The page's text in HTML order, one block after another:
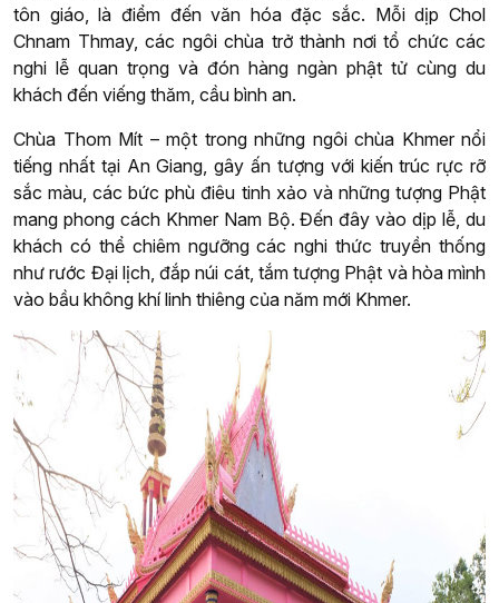
tôn giáo, là điểm đến văn hóa đặc sắc. Mỗi dịp Chol
Chnam Thmay, các ngôi chùa trở thành nơi tổ chức các
nghi lễ quan trọng và đón hàng ngàn phật tử cùng du
khách đến viếng thăm, cầu bình an.
Chùa Thom Mít – một trong những ngôi chùa Khmer nổi
tiếng nhất tại An Giang, gây ấn tượng với kiến trúc rực rỡ
sắc màu, các bức phù điêu tinh xảo và những tượng Phật
mang phong cách Khmer Nam Bộ. Đến đây vào dịp lễ, du
khách có thể chiêm ngưỡng các nghi thức truyền thống
như rước Đại lịch, đắp núi cát, tắm tượng Phật và hòa mình
vào bầu không khí linh thiêng của năm mới Khmer.